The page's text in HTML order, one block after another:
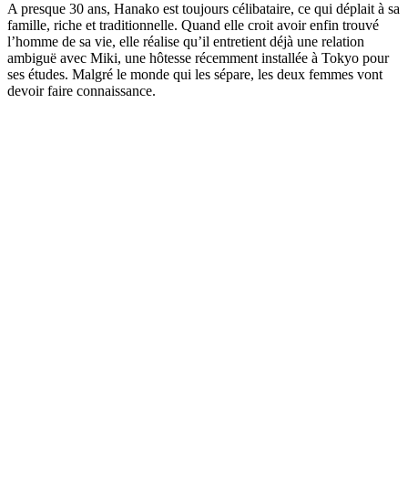
A presque 30 ans, Hanako est toujours célibataire, ce qui déplait à sa
famille, riche et traditionnelle. Quand elle croit avoir enfin trouvé
l’homme de sa vie, elle réalise qu’il entretient déjà une relation
ambiguë avec Miki, une hôtesse récemment installée à Tokyo pour
ses études. Malgré le monde qui les sépare, les deux femmes vont
devoir faire connaissance.